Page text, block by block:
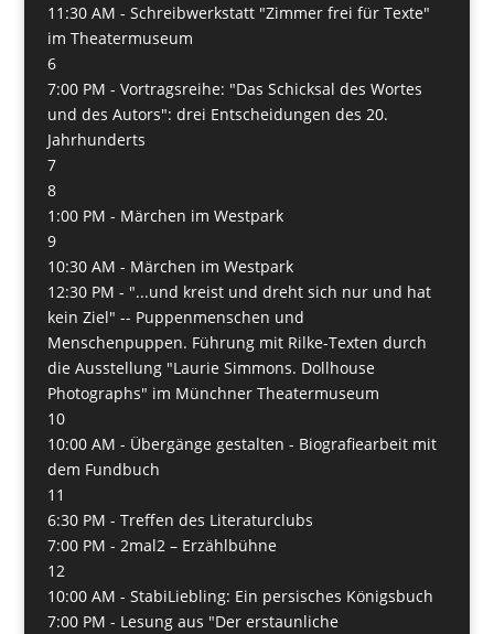
11:30 AM - Schreibwerkstatt "Zimmer frei für Texte"
im Theatermuseum
6
7:00 PM - Vortragsreihe: "Das Schicksal des Wortes
und des Autors": drei Entscheidungen des 20.
Jahrhunderts
7
8
1:00 PM - Märchen im Westpark
9
10:30 AM - Märchen im Westpark
12:30 PM - "...und kreist und dreht sich nur und hat
kein Ziel" -- Puppenmenschen und
Menschenpuppen. Führung mit Rilke-Texten durch
die Ausstellung "Laurie Simmons. Dollhouse
Photographs" im Münchner Theatermuseum
10
10:00 AM - Übergänge gestalten - Biografiearbeit mit
dem Fundbuch
11
6:30 PM - Treffen des Literaturclubs
7:00 PM - 2mal2 – Erzählbühne
12
10:00 AM - StabiLiebling: Ein persisches Königsbuch
7:00 PM - Lesung aus "Der erstaunliche